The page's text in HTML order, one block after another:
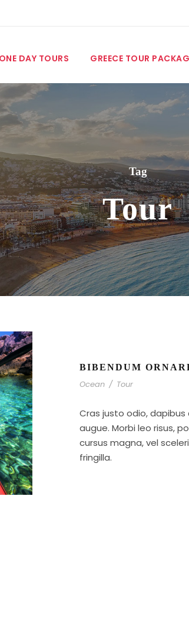
ONE DAY TOURS GREECE TOUR
Tag
Tour
BIBENDUM
Ocean / Tour
Cras justo odio,
augue. Morbi leo risus,
cursus magna, vel
fringilla.